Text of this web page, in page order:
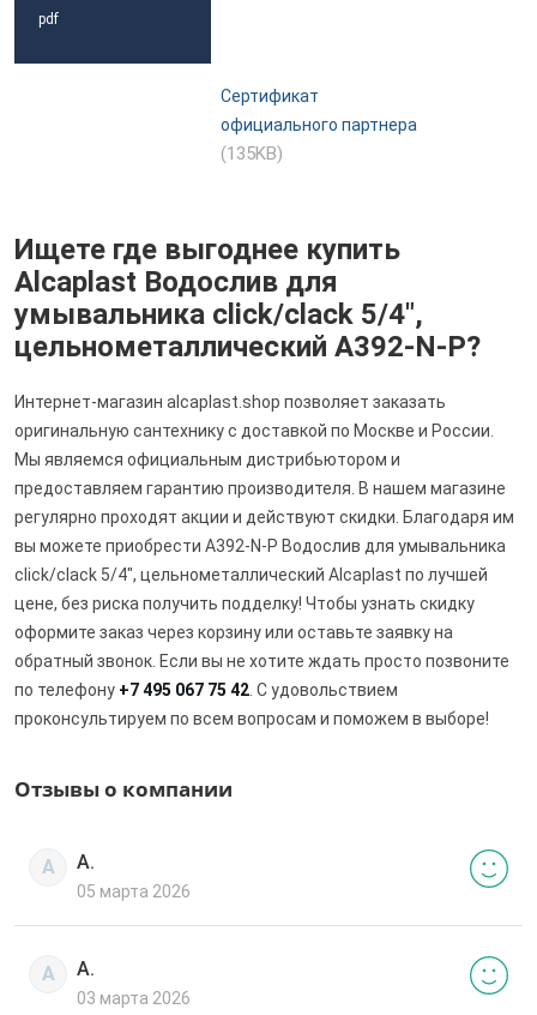
pdf
Сертификат
официального партнера
(135KB)
Ищете где выгоднее купить
Alcaplast Водослив для
умывальника click/clack 5/4",
цельнометаллический A392-N-P?
Интернет-магазин alcaplast.shop позволяет заказать
оригинальную сантехнику с доставкой по Москве и России.
Мы являемся официальным дистрибьютором и
предоставляем гарантию производителя. В нашем магазине
регулярно проходят акции и действуют скидки. Благодаря им
вы можете приобрести A392-N-P Водослив для умывальника
click/clack 5/4", цельнометаллический Alcaplast по лучшей
цене, без риска получить подделку! Чтобы узнать скидку
оформите заказ через корзину или оставьте заявку на
обратный звонок. Если вы не хотите ждать просто позвоните
по телефону +7 495 067 75 42 . С удовольствием
проконсультируем по всем вопросам и поможем в выборе!
Отзывы о компании
А А.
05 марта 2026
А А.
03 марта 2026